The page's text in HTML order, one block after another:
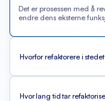
Det er prosessen med å
endre dens eksterne
Hvorfor refaktorere i
Hvor lang tid tar